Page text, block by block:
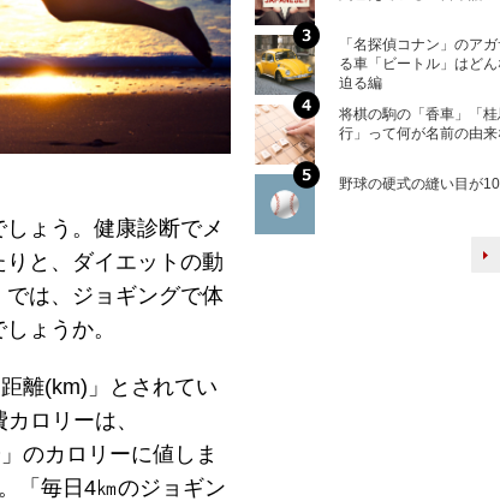
ょう。健康診断でメ
と、ダイエットの動
は、ジョギングで体
ょうか。
離(km)」とされてい
ロリーは、
のカロリーに値しま
「毎日4㎞のジョギン
「名探偵コナン」のア
る車「ビートル」はど
迫る編
将棋の駒の「香車」「
行」って何が名前の由来
野球の硬式の縫い目が